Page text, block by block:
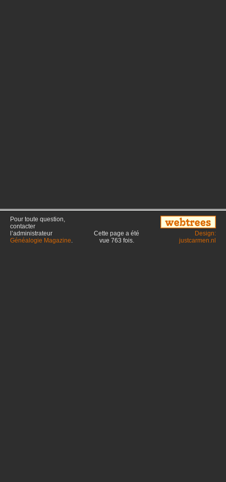
Pour toute question,
contacter
l’administrateur
Généalogie Magazine.
Cette page a été
vue 763 fois.
Design:
justcarmen.nl